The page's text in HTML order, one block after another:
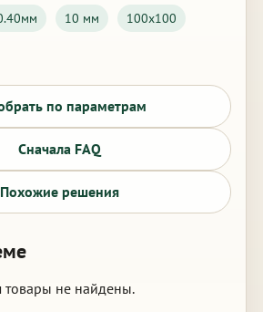
10 мм
100х100
по параметрам
Сначала FAQ
Похожие решения
товары не найдены.